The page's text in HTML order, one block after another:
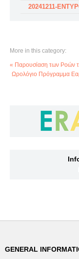
20241211-
More in this category:
« Παρουσίαση των Ροών
Ωρολόγιο Πρόγραμμα
GENERAL